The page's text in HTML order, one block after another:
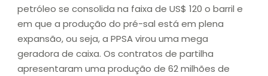
petróleo se consolida na faixa de US$ 120 o barril e
em que a produção do pré-sal está em plena
expansão, ou seja, a PPSA virou uma mega
geradora de caixa. Os contratos de partilha
apresentaram uma produção de 62 milhões de